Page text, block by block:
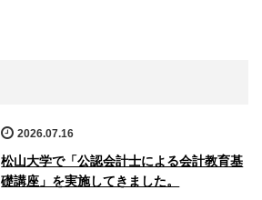
2026.07.16
松山大学で「公認会計士による会計教育基
礎講座」を実施してきました。